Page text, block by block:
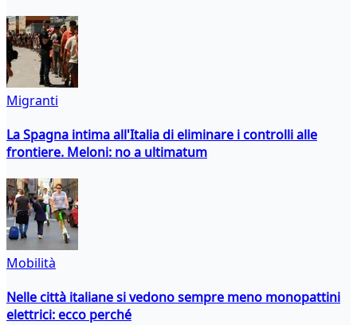
Migranti
La Spagna intima all'Italia di eliminare i controlli alle
frontiere. Meloni: no a ultimatum
Mobilità
Nelle città italiane si vedono sempre meno monopattini
elettrici: ecco perché